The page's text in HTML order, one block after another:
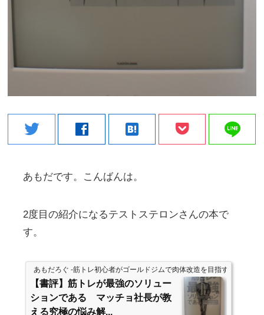
twitter facebook hatenabookmark line
あもだです。こんばんは。
2度目の紹介になるテストステロンさんの本で
す。
あもだろぐ -筋トレ初心者がゴールドジムで肉体改造を目指すブログ
【書評】筋トレが最強のソリュー
ションである マッチョ社長が教
える究極の悩み解...